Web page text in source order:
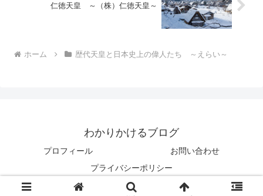
仁徳天皇 ～（株）仁徳天皇～
ホーム 歴代天皇と日本史上の偉人たち ～えらい～
わかりかけるブログ
プロフィール
お問い合わせ
プライバシーポリシー
© 2020 わかりかけるブログ.